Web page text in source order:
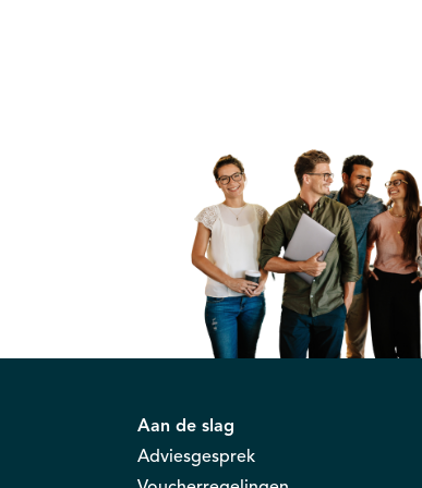
Aan de slag
Adviesgesprek